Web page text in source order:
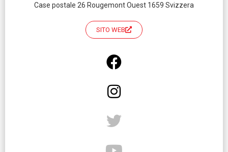
Case postale 26 Rougemont Ouest 1659 Svizzera
SITO WEB